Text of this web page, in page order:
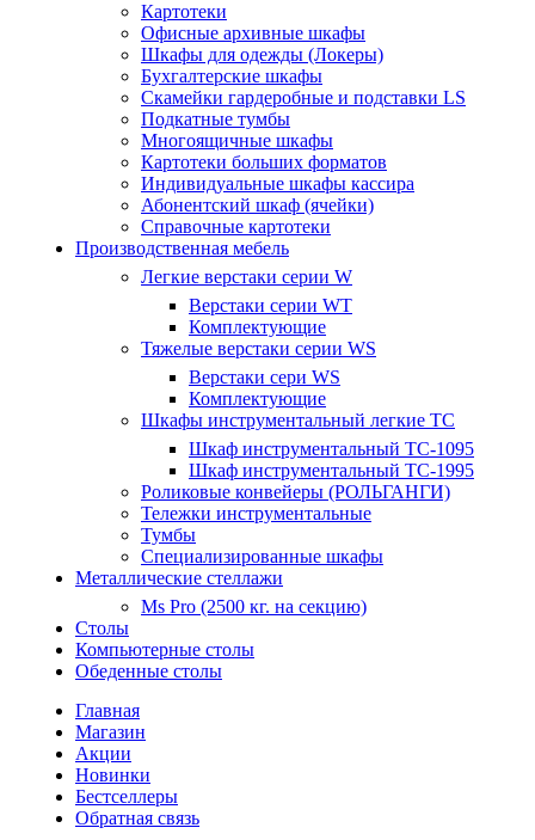
Картотеки
Офисные архивные шкафы
Шкафы для одежды (Локеры)
Бухгалтерские шкафы
Скамейки гардеробные и подставки LS
Подкатные тумбы
Многоящичные шкафы
Картотеки больших форматов
Индивидуальные шкафы кассира
Абонентский шкаф (ячейки)
Справочные картотеки
Производственная мебель
Легкие верстаки серии W
Верстаки серии WT
Комплектующие
Тяжелые верстаки серии WS
Верстаки сери WS
Комплектующие
Шкафы инструментальный легкие ТС
Шкаф инструментальный TC-1095
Шкаф инструментальный TC-1995
Роликовые конвейеры (РОЛЬГАНГИ)
Тележки инструментальные
Тумбы
Специализированные шкафы
Металлические стеллажи
Ms Pro (2500 кг. на секцию)
Столы
Компьютерные столы
Обеденные столы
Главная
Магазин
Акции
Новинки
Бестселлеры
Обратная связь